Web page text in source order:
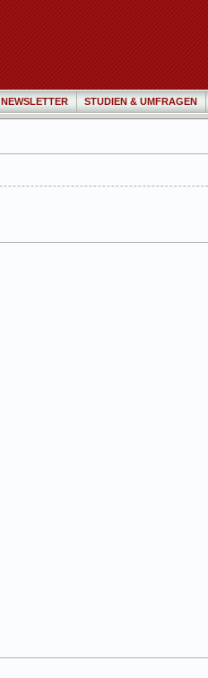
NEWSLETTER STUDIEN & UMFRAGEN